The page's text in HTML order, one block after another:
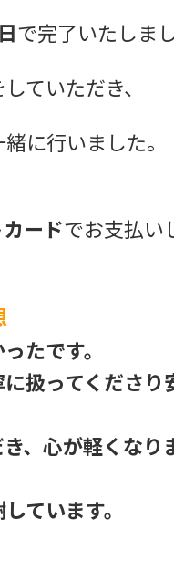
で完了いたしまし
ていただき、
に行いました。
ードでお支払い
たです。
扱ってくださり
、心が軽くなり
ています。